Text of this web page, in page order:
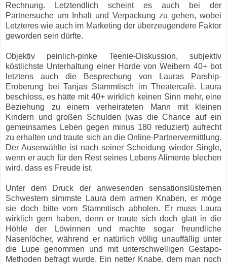
Rechnung. Letztendlich scheint es auch bei der
Partnersuche um Inhalt und Verpackung zu gehen, wobei
Letzteres wie auch im Marketing der überzeugendere Faktor
geworden sein dürfte.
Objektiv peinlich-pinke Teenie-Diskussion, subjektiv
köstlichste Unterhaltung einer Horde von Weibern 40+ bot
letztens auch die Besprechung von Lauras Parship-
Eroberung bei Tanjas Stammtisch im Theatercafé. Laura
beschloss, es hätte mit 40+ wirklich keinen Sinn mehr, eine
Beziehung zu einem verheirateten Mann mit kleinen
Kindern und großen Schulden (was die Chance auf ein
gemeinsames Leben gegen minus 180 reduziert) aufrecht
zu erhalten und traute sich an die Online-Partnervermittlung.
Der Auserwählte ist nach seiner Scheidung wieder Single,
wenn er auch für den Rest seines Lebens Alimente blechen
wird, dass es Freude ist.
Unter dem Druck der anwesenden sensationslüsternen
Schwestern simmste Laura dem armen Knaben, er möge
sie doch bitte vom Stammtisch abholen. Er muss Laura
wirklich gern haben, denn er traute sich doch glatt in die
Höhle der Löwinnen und machte sogar freundliche
Nasenlöcher, während er natürlich völlig unauffällig unter
die Lupe genommen und mit unterschwelligen Gestapo-
Methoden befragt wurde. Ein netter Knabe, dem man noch